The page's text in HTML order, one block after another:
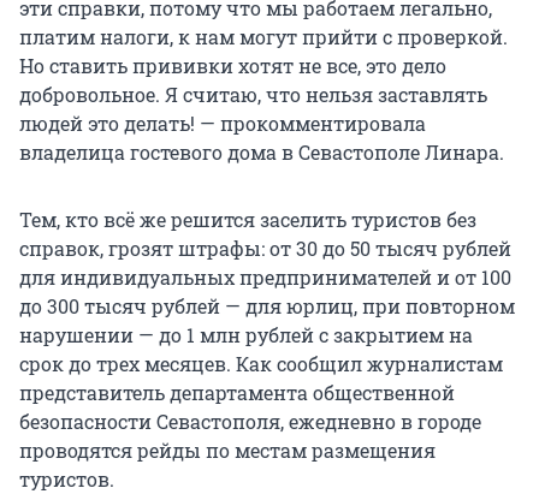
эти справки, потому что мы работаем легально,
платим налоги, к нам могут прийти с проверкой.
Но ставить прививки хотят не все, это дело
добровольное. Я считаю, что нельзя заставлять
людей это делать! — прокомментировала
владелица гостевого дома в Севастополе Линара.
Тем, кто всё же решится заселить туристов без
справок, грозят штрафы: от 30 до 50 тысяч рублей
для индивидуальных предпринимателей и от 100
до 300 тысяч рублей — для юрлиц, при повторном
нарушении — до 1 млн рублей с закрытием на
срок до трех месяцев. Как сообщил журналистам
представитель департамента общественной
безопасности Севастополя, ежедневно в городе
проводятся рейды по местам размещения
туристов.